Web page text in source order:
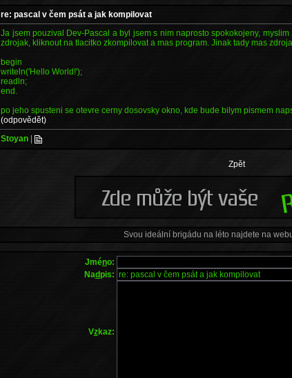
re: pascal v čem psát a jak kompilovat
Ja jsem pouzival Dev-Pascal a byl jsem s nim naprosto spokokojeny,
zdrojak, kliknout na tlacitko zkompilovat a mas program. Jinak tady mas
begin
writeln('Hello World!');
readln;
end.
po jeho spusteni se otevre cerny dosovsky okno, kde bude bilym pismem
(odpovědět)
Stoyan |
Zpět
Svou ideální brigádu na léto najdete na
Jméno:
Nadpis:
Vzkaz: